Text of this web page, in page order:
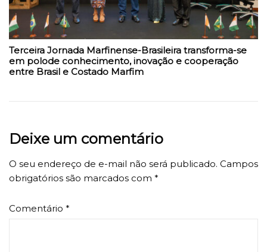
Terceira Jornada Marfinense-Brasileira transforma-se
em polode conhecimento, inovação e cooperação
entre Brasil e Costado Marfim
Deixe um comentário
O seu endereço de e-mail não será publicado. Campos
obrigatórios são marcados com *
Comentário *